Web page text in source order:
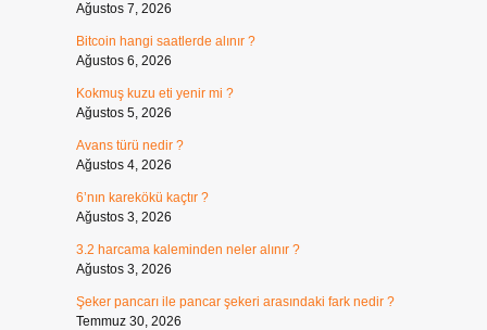
Ağustos 7, 2026
Bitcoin hangi saatlerde alınır ?
Ağustos 6, 2026
Kokmuş kuzu eti yenir mi ?
Ağustos 5, 2026
Avans türü nedir ?
Ağustos 4, 2026
6’nın karekökü kaçtır ?
Ağustos 3, 2026
3.2 harcama kaleminden neler alınır ?
Ağustos 3, 2026
Şeker pancarı ile pancar şekeri arasındaki fark nedir ?
Temmuz 30, 2026